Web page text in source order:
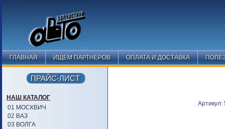
ГЛАВНАЯ ИЩЕМ ПАРТНЕРОВ ОПЛАТА И ДОСТАВКА
ПРАЙС-ЛИСТ
НАШ КАТАЛОГ
01 МОСКВИЧ
02 ВАЗ
03 ВОЛГА